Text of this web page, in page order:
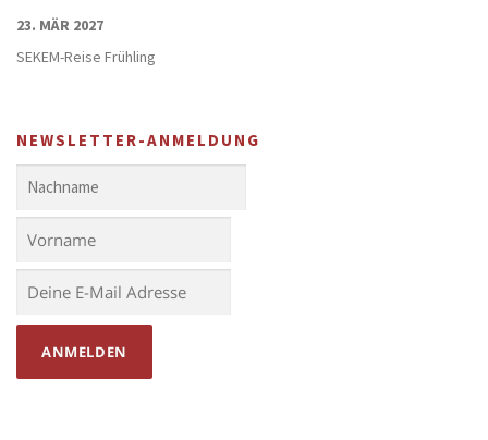
23. MÄR 2027
SEKEM-Reise Frühling
NEWSLETTER-ANMELDUNG